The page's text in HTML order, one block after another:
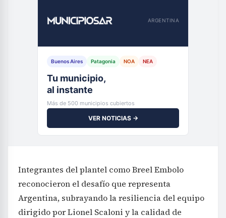
ARGENTINA
Buenos Aires Patagonia NOA NEA
Tu municipio,
al instante
Más de 500 municipios cubiertos
VER NOTICIAS →
Integrantes del plantel como Breel Embolo
reconocieron el desafío que representa
Argentina, subrayando la resiliencia del equipo
dirigido por Lionel Scaloni y la calidad de